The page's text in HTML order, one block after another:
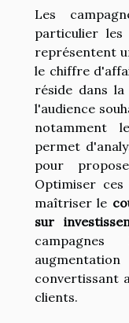
Les
particulier les
représentent
le chiffre
réside dans
l'audience
notamment
permet
pour
Optimiser
maîtriser le
sur
convertissant
clients.